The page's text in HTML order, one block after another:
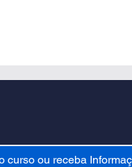
curso ou receba